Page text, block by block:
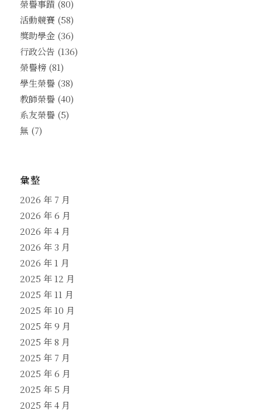
榮譽事蹟 (80)
活動競賽 (58)
獎助學金(36)
行政公告 (136)
榮譽榜(81)
學生榮譽(38)
教師榮譽(40)
系友榮譽(5)
無 (7)
彙整
2026 年 7 月
2026 年 6 月
2026 年 4 月
2026 年 3 月
2026 年 1 月
2025 年 12 月
2025 年 11 月
2025 年 10 月
2025 年 9 月
2025 年 8 月
2025 年 7 月
2025 年 6 月
2025 年 5 月
2025 年 4 月